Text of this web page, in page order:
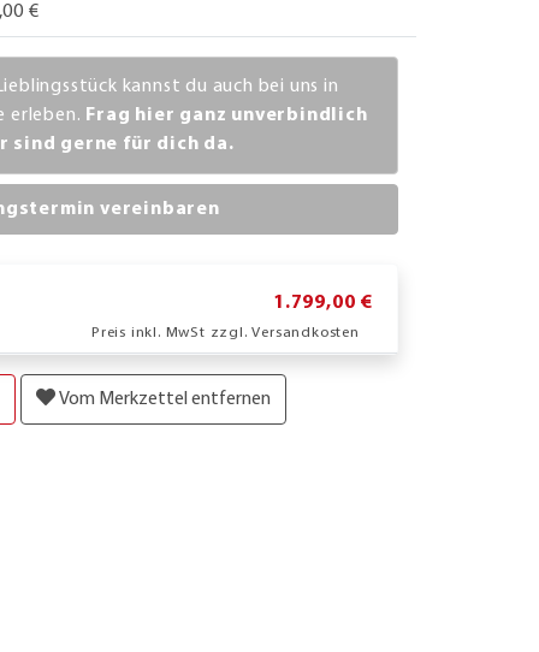
€
kannst du auch bei uns in
erleben. Frag hier ganz unverbindlich
sind gerne für dich da.
vereinbaren
1.799,00 €
Preis inkl. MwSt zzgl. Versandkosten
Vom Merkzettel entfernen